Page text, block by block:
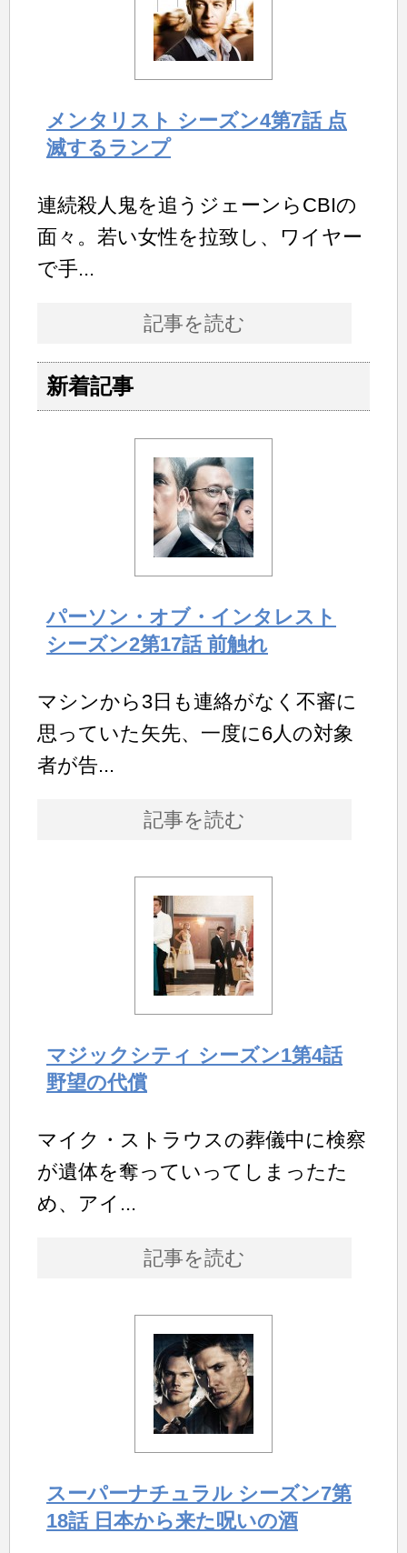
メンタリスト シーズン4第7話 点
滅するランプ
連続殺人鬼を追うジェーンらCBIの
面々。若い女性を拉致し、ワイヤー
で手...
記事を読む
新着記事
パーソン・オブ・インタレスト
シーズン2第17話 前触れ
マシンから3日も連絡がなく不審に
思っていた矢先、一度に6人の対象
者が告...
記事を読む
マジックシティ シーズン1第4話
野望の代償
マイク・ストラウスの葬儀中に検察
が遺体を奪っていってしまったた
め、アイ...
記事を読む
スーパーナチュラル シーズン7第
18話 日本から来た呪いの酒